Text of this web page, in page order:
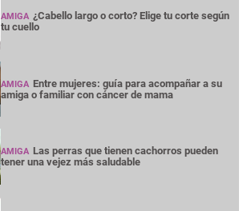
AMIGA ¿Cabello largo o corto? Elige tu corte según
tu cuello
AMIGA Entre mujeres: guía para acompañar a su
amiga o familiar con cáncer de mama
AMIGA Las perras que tienen cachorros pueden
tener una vejez más saludable